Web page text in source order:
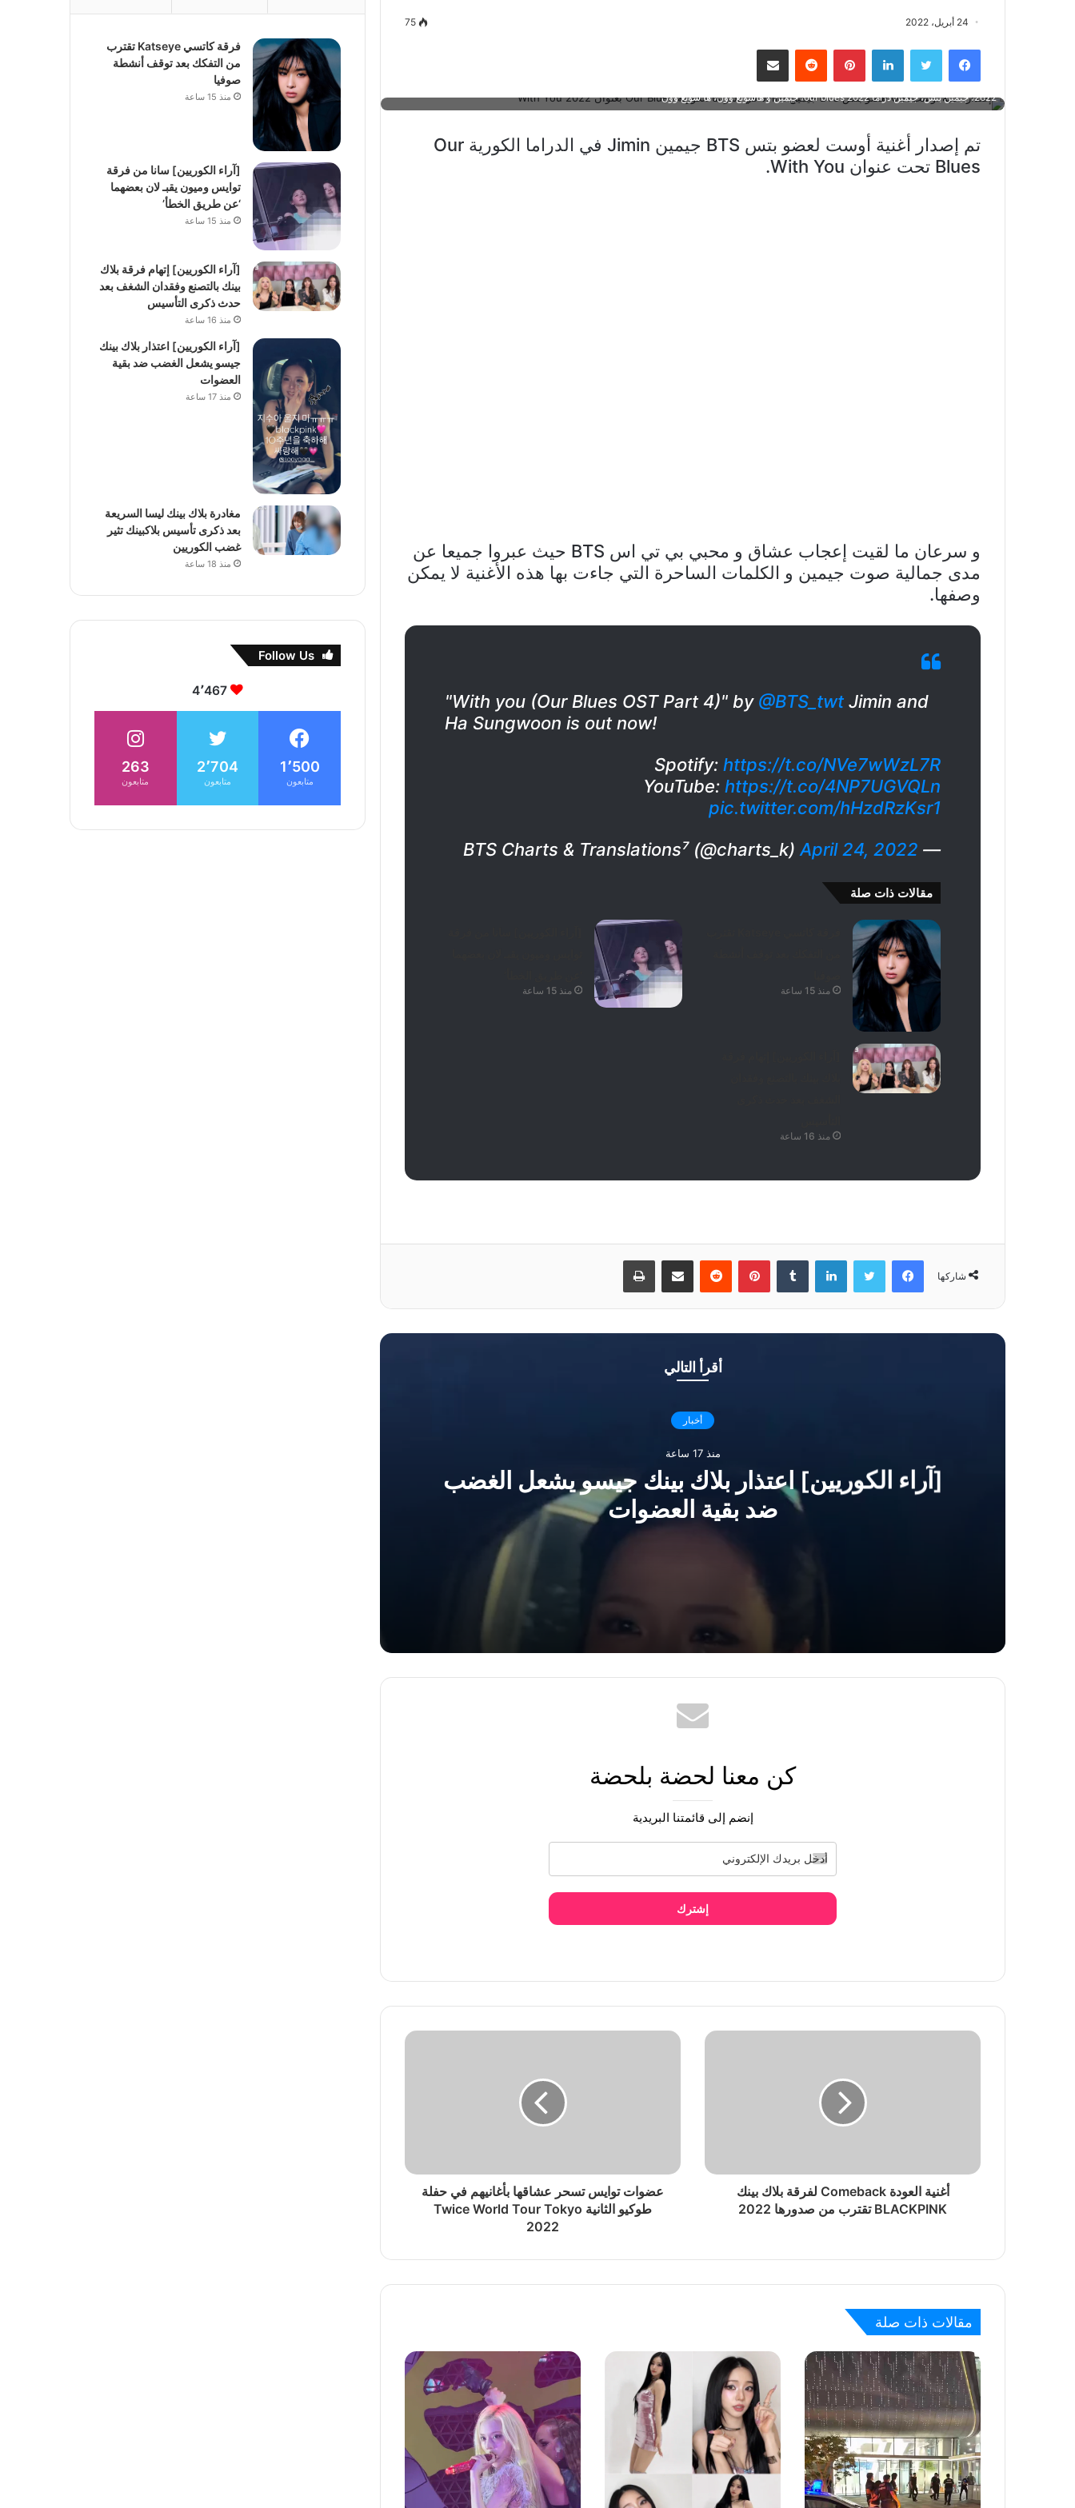
24 أبريل، 2022 75
فيسبوك تويتر لينكدإن بينتيريست مشاركة عبر البريد
arakpop، BTS، bts jimin، bts jimin 2022، DRAMA OUR BLUES JIMIN OST 2022، jimin، jimin drama our blues 2022، Jimin
HA SUNG WOON، jimin ost drama our blues 2022، jimin ost drama our blues with you، jimin ost with you 2022، Our Blues، OUR BLUES
2022، جيمين بتس، جيمين دراما our blues 2022، جيمين و هاسونغ وون، ها سونغ وون
تم إصدار أغنية أوست لعضو بتس BTS جيمين Jimin في الدراما الكورية Our
Blues تحت عنوان With You.
و سرعان ما لقيت إعجاب عشاق و محبي بي تي اس BTS حيث عبروا جميعا عن
مدى جمالية صوت جيمين و الكلمات الساحرة التي جاءت بها هذه الأغنية لا يمكن
وصفها.
"With you (Our Blues OST Part 4)" by @BTS_twt Jimin and
Ha Sungwoon is out now!
Spotify: https://t.co/NVe7wWzL7R
YouTube: https://t.co/4NP7UGVQLn
pic.twitter.com/hHzdRzKsr1
— BTS Charts & Translations⁷ (@charts_k)
April 24, 2022
مقالات ذات صلة
منذ 15 ساعة منذ 15 ساعة
منذ 16 ساعة
شاركها
فيسبوك تويتر لينكدإن بينتيريست مشاركة عبر البريد طباعة
أقرأ التالي
أخبار
منذ 17 ساعة
[آراء الكوريين] اعتذار بلاك بينك جيسو يشعل الغضب
ضد بقية العضوات
[آراء الكوريين] اعتذار بلاك بينك جيسو يشعل الغضب ضد بقية العضوات
مغادرة بلاك بينك ليسا السريعة بعد ذكرى تأسيس بلاكبينك تثير غضب الكوريين
بكاء بلاك بينك جيسو لأول مرة يثير مخاوف المحبين حول تفكك فرقة بلاكبينك
منذ يومين
بلاك بينك روزي تثير خيبة المحبين بعد عودتها لكوريا
منذ 3 أيام
فرقة بلاك بينك يثيرون غضب البلينك في ذكرى ترسيمهن
كن معنا لحضة بلحضة
إنضم إلى قائمتنا البريدية
إشترك
أغنية العودة Comeback لفرقة بلاك بينك
BLACKPINK تقترب من صدورها 2022
عضوات توايس تسحر عشاقها بأغانيهم في حفلة
طوكيو الثانية Twice World Tour Tokyo
2022
مقالات ذات صلة
فرقة كاتسي Katseye تقترب
من التفكك بعد توقف أنشطة
صوفيا
منذ 15 ساعة
[آراء الكوريين] سانا من فرقة
توايس وميون يقبـ لان بعضهما
‘عن طريق الخطأ’
منذ 15 ساعة
[آراء الكوريين] إتهام فرقة بلاك
بينك بالتصنع وفقدان الشغف بعد
حدث ذكرى التأسيس
منذ 16 ساعة
[آراء الكوريين] اعتذار بلاك بينك
جيسو يشعل الغضب ضد بقية
العضوات
منذ 17 ساعة
مغادرة بلاك بينك ليسا السريعة
بعد ذكرى تأسيس بلاكبينك تثير
غضب الكوريين
منذ 18 ساعة
Follow Us
4٬467
1٬500
متابعون
2٬704
متابعون
263
متابعون